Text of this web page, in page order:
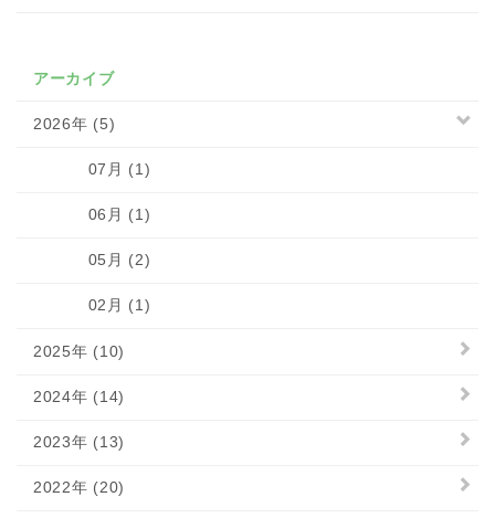
アーカイブ
2026年 (5)
07月 (1)
06月 (1)
05月 (2)
02月 (1)
2025年 (10)
2024年 (14)
2023年 (13)
2022年 (20)